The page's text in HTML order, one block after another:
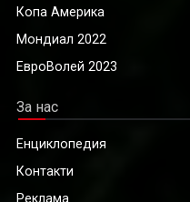
Копа Америка
Мондиал 2022
ЕвроВолей 2023
За нас
Енциклопедия
Контакти
Реклама